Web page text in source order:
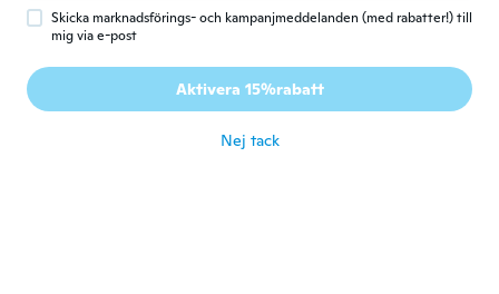
Steffi
Gick med 2017 · 105 recensioner
Skicka marknadsförings- och kampanjmeddelanden (med rabatter!) till
mig via e-post
Aktivera 15%rabatt
Nej tack